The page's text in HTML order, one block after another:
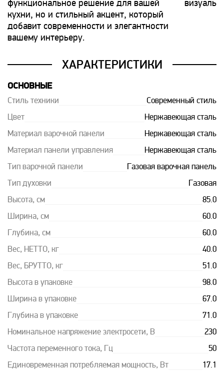
функциональное решение для вашей
кухни, но и стильный акцент, который
добавит современности и элегантности
вашему интерьеру.
ХАРАКТЕРИСТИКИ
ОСНОВНЫЕ
Стиль техники Современный стиль
Цвет Нержавеющая сталь
Материал варочной панели Нержавеющая сталь
Материал панели управления Нержавеющая сталь
Тип варочной панели Газовая варочная панель
Тип духовки Газовая
Высота, см 85.0
Ширина, см 60.0
Глубина, см 60.0
Вес, НЕТТО, кг 40.0
Вес, БРУТТО, кг 51.0
Высота в упаковке 98.0
Ширина в упаковке 67.0
Глубина в упаковке 71.0
Номинальное напряжение электросети, В 230
Частота переменного тока, Гц 50
Единовременная потребляемая мощность, Вт 17.1